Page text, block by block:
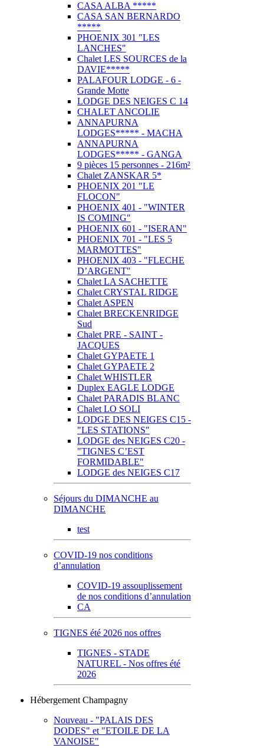
CASA ALBA *****
CASA SAN BERNARDO
*****
PHOENIX 301 "LES
LANCHES"
Chalet LES SOURCES de la
DAVIE*****
PALAFOUR LODGE - 6 -
Grande Motte
LODGE DES NEIGES C 14
CHALET ANCOLIE
ANNAPURNA
LODGES***** - MACHA
ANNAPURNA
LODGES***** - GANGA
9 pièces 15 personnes - 216m²
Chalet ZANSKAR 5*
PHOENIX 201 "LE
FLOCON"
PHOENIX 401 - "WINTER
IS COMING"
PHOENIX 601 - "ISERAN"
PHOENIX 701 - "LES 5
MARMOTTES"
PHOENIX 403 - "FLECHE
D’ARGENT"
Chalet LA SACHETTE
Chalet CRYSTAL RIDGE
Chalet ASPEN
Chalet BRECKENRIDGE
Sud
Chalet PRE - SAINT -
JACQUES
Chalet GYPAETE 1
Chalet GYPAETE 2
Chalet WHISTLER
Duplex EAGLE LODGE
Chalet PARADIS BLANC
Chalet LO SOLI
LODGE DES NEIGES C15 -
"LES STATIONS"
LODGE des NEIGES C20 -
"TIGNES C’EST
FORMIDABLE"
LODGE des NEIGES C17
Séjours du DIMANCHE au
DIMANCHE
test
COVID-19 nos conditions
d’annulation
COVID-19 assouplissement
de nos conditions d’annulation
CA
TIGNES été 2026 nos offres
TIGNES - STADE
NATUREL - Nos offres été
2026
Hébergement Champagny
Nouveau - "PALAIS DES
DODES" et "ETOILE DE LA
VANOISE"